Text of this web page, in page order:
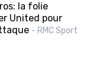
la folie
United pour
- RMC Sport